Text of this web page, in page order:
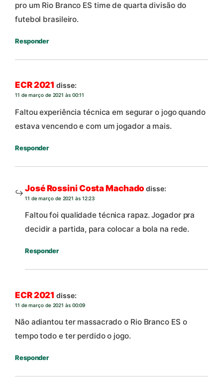
pro um Rio Branco ES time de quarta divisão do
futebol brasileiro.
Responder
ECR 2021 disse:
11 de março de 2021 às 00:11
Faltou experiência técnica em segurar o jogo quando
estava vencendo e com um jogador a mais.
Responder
José Rossini Costa Machado disse:
11 de março de 2021 às 12:23
Faltou foi qualidade técnica rapaz. Jogador pra
decidir a partida, para colocar a bola na rede.
Responder
ECR 2021 disse:
11 de março de 2021 às 00:09
Não adiantou ter massacrado o Rio Branco ES o
tempo todo e ter perdido o jogo.
Responder